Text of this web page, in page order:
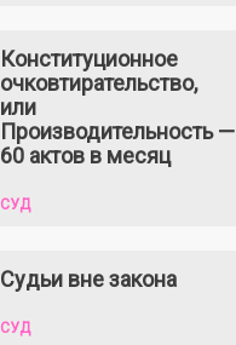
Конституционное
очковтирательство,
или
Производительность —
60 актов в месяц
СУД
Судьи вне закона
СУД